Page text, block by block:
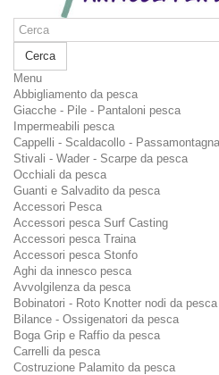
Cerca
Menu
Abbigliamento da pesca
Giacche - Pile - Pantaloni pesca
Impermeabili pesca
Cappelli - Scaldacollo -
Stivali - Wader - Scarpe da pesca
Occhiali da pesca
Guanti e Salvadito da pesca
Accessori Pesca
Accessori pesca Surf Casting
Accessori pesca Traina
Accessori pesca Stonfo
Aghi da innesco pesca
Avvolgilenza da pesca
Bobinatori - Roto Knotter nodi da pesca
Bilance - Ossigenatori da pesca
Boga Grip e Raffio da pesca
Carrelli da pesca
Costruzione Palamito da pesca